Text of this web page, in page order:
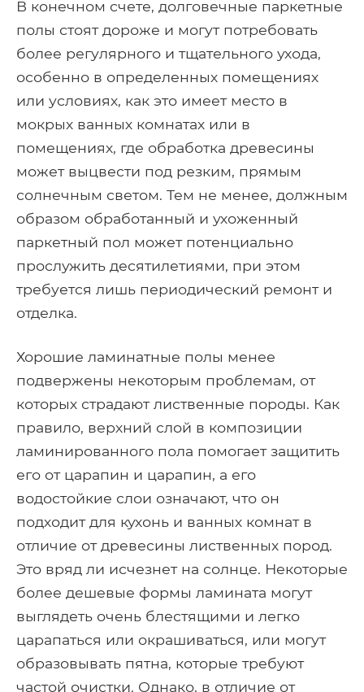
В конечном счете, долговечные паркетные
полы стоят дороже и могут потребовать
более регулярного и тщательного ухода,
особенно в определенных помещениях
или условиях, как это имеет место в
мокрых ванных комнатах или в
помещениях, где обработка древесины
может выцвести под резким, прямым
солнечным светом. Тем не менее, должным
образом обработанный и ухоженный
паркетный пол может потенциально
прослужить десятилетиями, при этом
требуется лишь периодический ремонт и
отделка.
Хорошие ламинатные полы менее
подвержены некоторым проблемам, от
которых страдают лиственные породы. Как
правило, верхний слой в композиции
ламинированного пола помогает защитить
его от царапин и царапин, а его
водостойкие слои означают, что он
подходит для кухонь и ванных комнат в
отличие от древесины лиственных пород.
Это вряд ли исчезнет на солнце. Некоторые
более дешевые формы ламината могут
выглядеть очень блестящими и легко
царапаться или окрашиваться, или могут
образовывать пятна, которые требуют
частой очистки. Однако, в отличие от